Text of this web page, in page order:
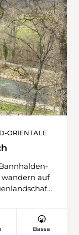
weite
alte
zurück
ORIENTALE
auf
der
Bassa